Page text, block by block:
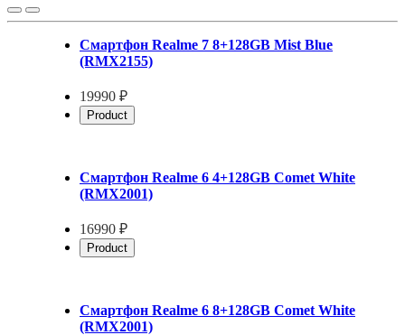
Смартфон Realme 7 8+128GB Mist Blue
(RMX2155)
19990 ₽
Product
Смартфон Realme 6 4+128GB Comet White
(RMX2001)
16990 ₽
Product
Смартфон Realme 6 8+128GB Comet White
(RMX2001)